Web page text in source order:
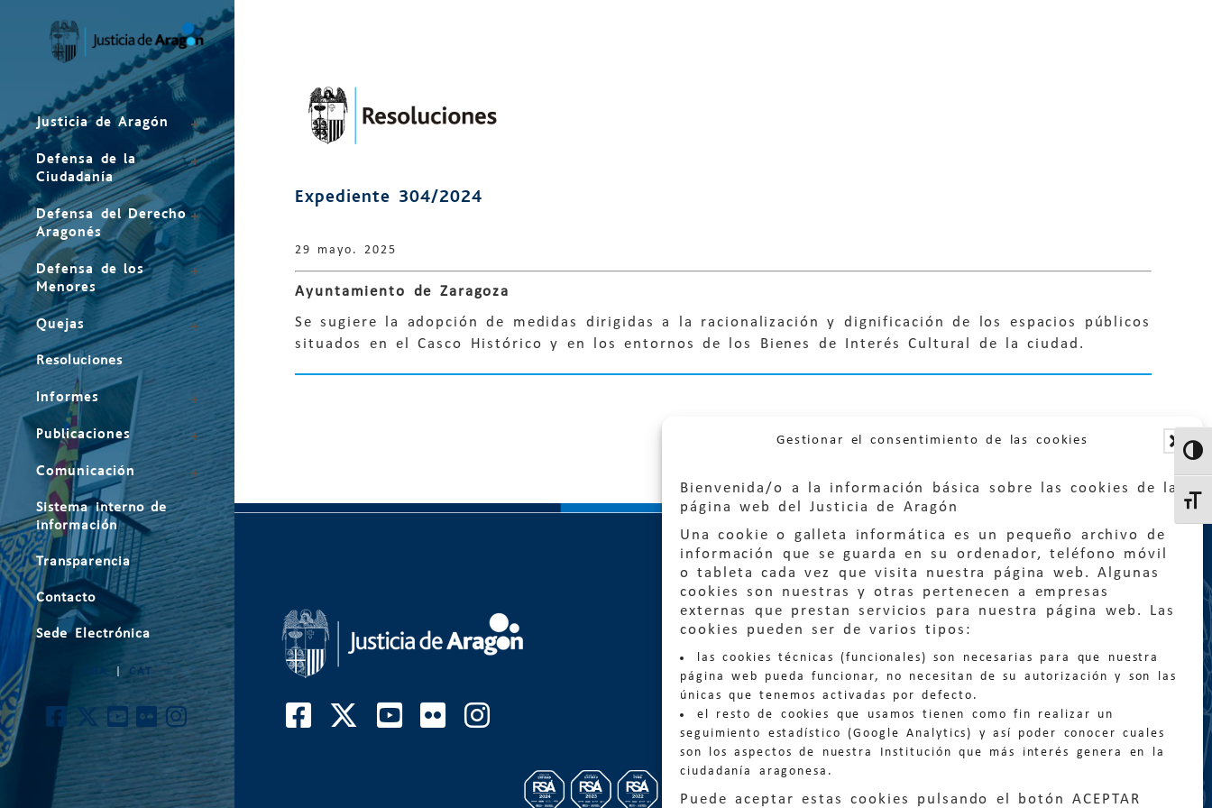
Gestionar el consentimiento de las cookies
Bienvenida/o a la información básica sobre las cookies de la
página web del Justicia de Aragón
Una cookie o galleta informática es un pequeño archivo de
información que se guarda en su ordenador, teléfono móvil
o tableta cada vez que visita nuestra página web. Algunas
cookies son nuestras y otras pertenecen a empresas
externas que prestan servicios para nuestra página web. Las
cookies pueden ser de varios tipos:
las cookies técnicas (funcionales) son necesarias para que nuestra
página web pueda funcionar, no necesitan de su autorización y son las
únicas que tenemos activadas por defecto.
el resto de cookies que usamos tienen como fin realizar un
seguimiento estadístico (Google Analytics) y así poder conocer cuales
son los aspectos de nuestra Institución que más interés genera en la
ciudadanía aragonesa.
Puede aceptar estas cookies pulsando el botón ACEPTAR
Justicia de Aragón
Defensa de la
Ciudadanía
Defensa del Derecho
Aragonés
Defensa de los
Menores
Quejas
Resoluciones
Informes
Publicaciones
Comunicación
Sistema interno de
información
Transparencia
Contacto
Sede Electrónica
CAT
Expediente 304/2024
29 mayo. 2025
Ayuntamiento de Zaragoza
Se sugiere la adopción de medidas dirigidas a la racionalización y dignificación de los espacios públicos
situados en el Casco Histórico y en los entornos de los Bienes de Interés Cultural de la ciudad.
Quejas:quejas@eljusticiadearagon.es
Información general:
informacion@eljusticiadearagon.es
Teléfonos: 900 210 210/ 976 399 354